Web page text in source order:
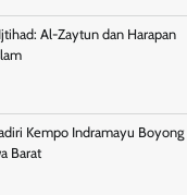
Al-Zaytun dan Harapan
Kempo Indramayu Boyong
Barat